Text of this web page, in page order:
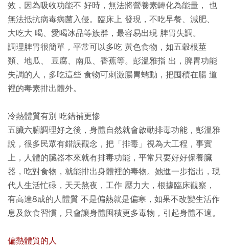
效，因為吸收功能不 好時，無法將營養素轉化為能量， 也
無法抵抗病毒病菌入侵。臨床上 發現，不吃早餐、減肥、
大吃大 喝、愛喝冰品等族群，最容易出現 脾胃失調。
調理脾胃很簡單，平常可以多吃 黃色食物，如五穀根莖
類、地瓜、 豆腐、南瓜、香蕉等。彭溫雅指 出，脾胃功能
失調的人，多吃這些 食物可刺激腸胃蠕動，把囤積在腸 道
裡的毒素排出體外。
冷熱體質有別 吃錯補更慘
五臟六腑調理好之後，身體自然就會啟動排毒功能，彭溫雅
說，很多民眾有錯誤觀念，把「排毒」視為大工程，事實
上，人體的臟器本來就有排毒功能，平常只要好好保養臟
器，吃對食物，就能排出身體裡的毒物。她進一步指出，現
代人生活忙碌，天天熬夜，工作 壓力大，根據臨床觀察，
有高達8成的人體質 不是偏熱就是偏寒，如果不改變生活作
息及飲食習慣，只會讓身體囤積更多毒物，引起身體不適。
偏熱體質的人